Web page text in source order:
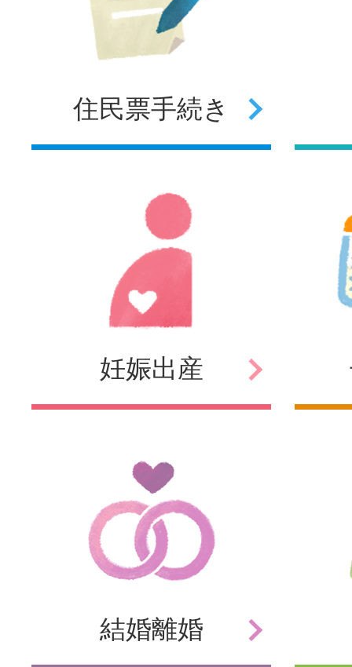
住民票手続き
妊娠出産
結婚離婚